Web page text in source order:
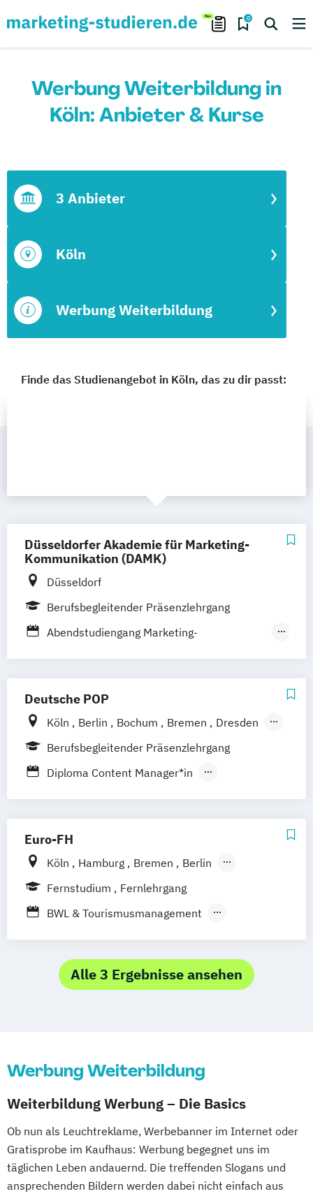
0
Werbung Weiterbildung in
Köln: Anbieter & Kurse
Werbung Weiterbildung
Köln
3 Anbieter
Finde das Studienangebot in Köln, das zu dir passt:
Düsseldorfer Akademie für Marketing-
Kommunikation (DAMK)
Düsseldorf
Berufsbegleitender Präsenzlehrgang
Abendstudiengang Marketing-
Kommunikationswirt
Marketing-Kommunikationswirt
Online Marketing Manager PR-Fachwirt
Deutsche POP
Köln Berlin Bochum Bremen
Dresden
Frankfurt am Main
Hamburg
Hannover
Berufsbegleitender Präsenzlehrgang
Diploma Content Manager*in
Diploma Online-Marketing-Manager*in
Euro-FH
Köln Hamburg Bremen
Berlin
Göttingen
Frankfurt am Main
Fernstudium
Fernlehrgang
BWL & Tourismusmanagement
Marketing
Marketing & Sales Management
Alle 3 Ergebnisse ansehen
Werbung Weiterbildung
Weiterbildung Werbung – Die Basics
Ob nun als Leuchtreklame, Werbebanner im Internet oder
Gratisprobe im Kaufhaus: Werbung begegnet uns im
täglichen Leben andauernd. Die treffenden Slogans und
ansprechenden Bildern werden dabei nicht einfach aus